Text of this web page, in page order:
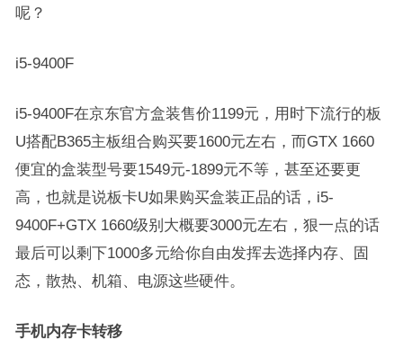
呢？
i5-9400F
i5-9400F在京东官方盒装售价1199元，用时下流行的板
U搭配B365主板组合购买要1600元左右，而GTX 1660
便宜的盒装型号要1549元-1899元不等，甚至还要更
高，也就是说板卡U如果购买盒装正品的话，i5-
9400F+GTX 1660级别大概要3000元左右，狠一点的话
最后可以剩下1000多元给你自由发挥去选择内存、固
态，散热、机箱、电源这些硬件。
手机内存卡转移